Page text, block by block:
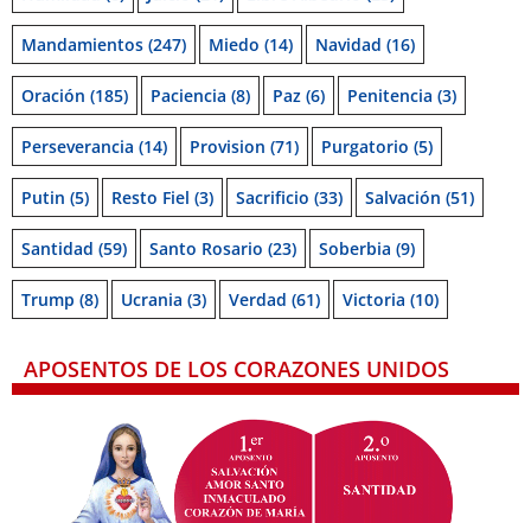
Mandamientos (247) Miedo (14) Navidad (16)
Oración (185) Paciencia (8) Paz (6) Penitencia (3)
Perseverancia (14) Provision (71) Purgatorio (5)
Putin (5) Resto Fiel (3) Sacrificio (33) Salvación (51)
Santidad (59) Santo Rosario (23) Soberbia (9)
Trump (8) Ucrania (3) Verdad (61) Victoria (10)
APOSENTOS DE LOS CORAZONES UNIDOS